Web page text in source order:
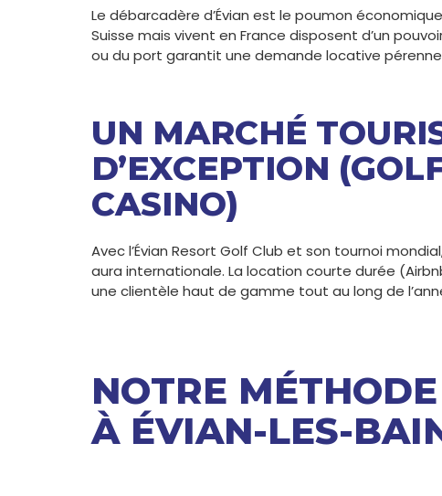
Le débarcadère d’Évian est le poumon
Suisse mais vivent en France disposent d’un
ou du port garantit une demande locative
UN MARCHÉ
D’EXCEPTION
CASINO)
Avec l’Évian Resort Golf Club et son tournoi
aura internationale. La location courte durée
une clientèle haut de gamme tout au long de
NOTRE
À ÉVIAN-LES-